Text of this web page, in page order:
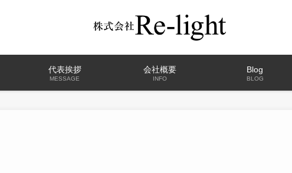
代表挨拶
MESSAGE
会社概要
INFO
Blog
BLOG